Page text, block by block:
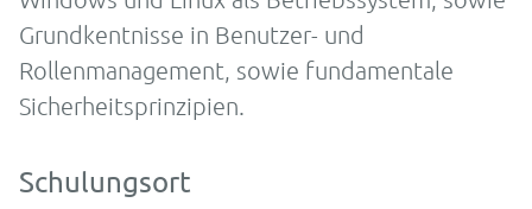
Grundkentnisse in Benutzer- und
Rollenmanagement, sowie fundamentale
Sicherheitsprinzipien.
Schulungsort